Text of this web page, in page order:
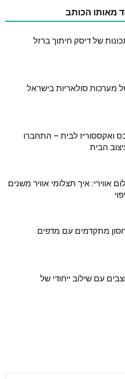
מאותו הכותב
של דיסק חיתוך ברזל
מערכות סולאריות בישראל
ואקססוריז לבית – התחברו
הבית
אווירי: איך תצלומי אוויר משנים
מתקדמים עם מדפים
עם שילוב ייחודי של